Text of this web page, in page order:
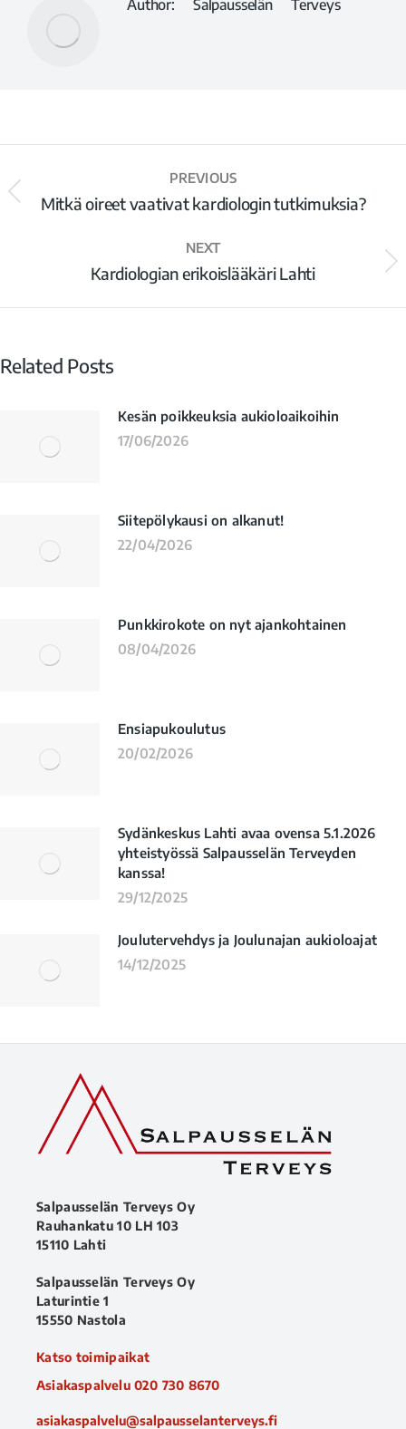
Author: Salpausselän Terveys
PREVIOUS
Mitkä oireet vaativat kardiologin tutkimuksia?
NEXT
Kardiologian erikoislääkäri Lahti
Related Posts
Kesän poikkeuksia aukioloaikoihin
17/06/2026
Siitepölykausi on alkanut!
22/04/2026
Punkkirokote on nyt ajankohtainen
08/04/2026
Ensiapukoulutus
20/02/2026
Sydänkeskus Lahti avaa ovensa 5.1.2026
yhteistyössä Salpausselän Terveyden
kanssa!
29/12/2025
Joulutervehdys ja Joulunajan aukioloajat
14/12/2025
Salpausselän Terveys Oy
Rauhankatu 10 LH 103
15110 Lahti
Salpausselän Terveys Oy
Laturintie 1
15550 Nastola
Katso toimipaikat
Asiakaspalvelu 020 730 8670
asiakaspalvelu@salpausselanterveys.fi